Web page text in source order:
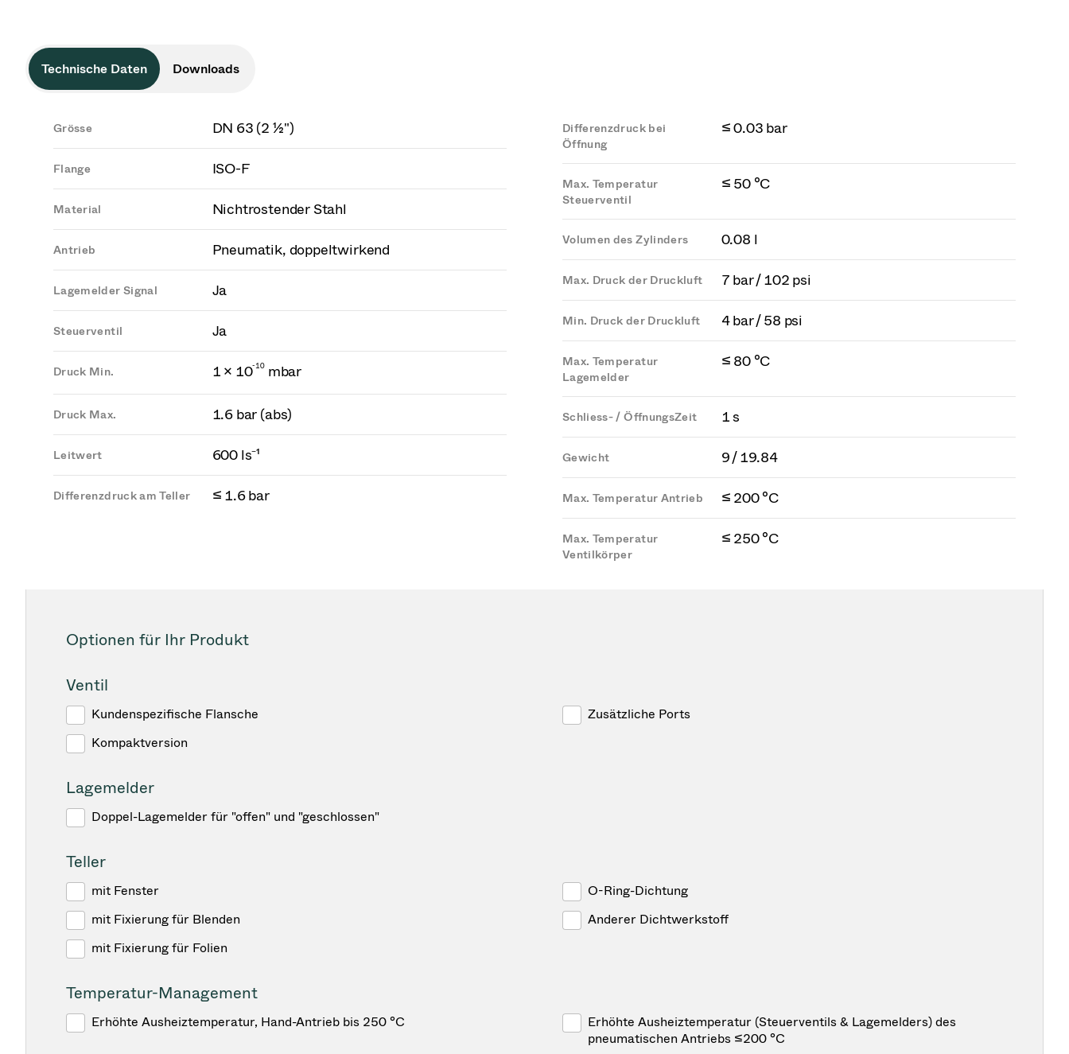
Technische Daten Downloads
Grösse DN 63 (2 ½")
Flange ISO-F
Material Nichtrostender Stahl
Antrieb Pneumatik, doppeltwirkend
Lagemelder Signal Ja
Steuerventil Ja
Druck Min. 1 × 10-10mbar
Druck Max. 1.6 bar (abs)
Leitwert 600 ls⁻¹
Differenzdruck am Teller ≤ 1.6 bar
Differenzdruck bei
Öffnung
≤ 0.03 bar
Max. Temperatur
Steuerventil
≤ 50 °C
Volumen des Zylinders 0.08 l
Max. Druck der Druckluft 7 bar / 102 psi
Min. Druck der Druckluft 4 bar / 58 psi
Max. Temperatur
Lagemelder
≤ 80 °C
Schliess- / ÖffnungsZeit 1 s
Gewicht 9 / 19.84
Max. Temperatur Antrieb ≤ 200 °C
Max. Temperatur
Ventilkörper
≤ 250 °C
Optionen für Ihr Produkt
Ventil
Kundenspezifische Flansche
Kompaktversion
Zusätzliche Ports
Lagemelder
Doppel-Lagemelder für "offen" und "geschlossen"
Teller
mit Fenster
mit Fixierung für Blenden
mit Fixierung für Folien
O-Ring-Dichtung
Anderer Dichtwerkstoff
Temperatur-Management
Erhöhte Ausheiztemperatur, Hand-Antrieb bis 250 °C
Erhöhte Ausheiztemperatur (Steuerventils & Lagemelders) des
pneumatischen Antriebs ≤200 °C